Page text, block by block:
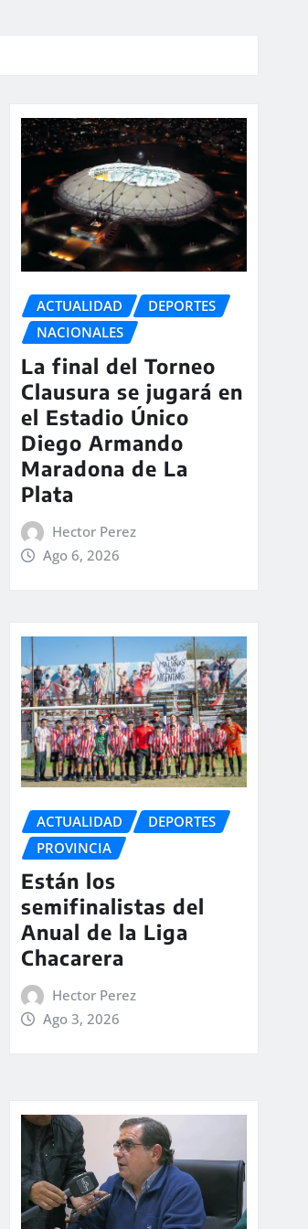
ACTUALIDAD
DEPORTES
NACIONALES
La final del Torneo
Clausura se jugará en
el Estadio Único
Diego Armando
Maradona de La
Plata
Hector Perez
Ago 6, 2026
ACTUALIDAD
DEPORTES
PROVINCIA
Están los
semifinalistas del
Anual de la Liga
Chacarera
Hector Perez
Ago 3, 2026